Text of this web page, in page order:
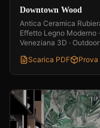
Downtown Wood
Antica Ceramica
Effetto Legno Moderno
Veneziana 3D ·
Scarica PDF
Prova